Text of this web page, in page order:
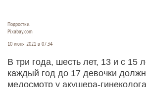
Подростки.
Pixabay.com
10 июня 2021 в 07:34
В три года, шесть лет, 13 и с 15
каждый год до 17 девочки
медосмотр у акушера-